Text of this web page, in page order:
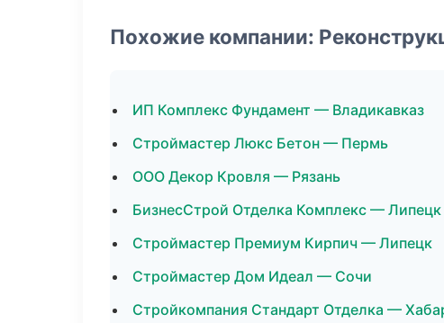
Похожие компании:
ИП Комплекс Фундамент — Владикавказ
Строймастер Люкс Бетон — Пермь
ООО Декор Кровля — Рязань
БизнесСтрой Отделка Комплекс — Липецк
Строймастер Премиум Кирпич — Липецк
Строймастер Дом Идеал — Сочи
Стройкомпания Стандарт Отделка —